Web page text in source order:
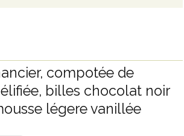
compotée de
billes chocolat noir
légere vanillée